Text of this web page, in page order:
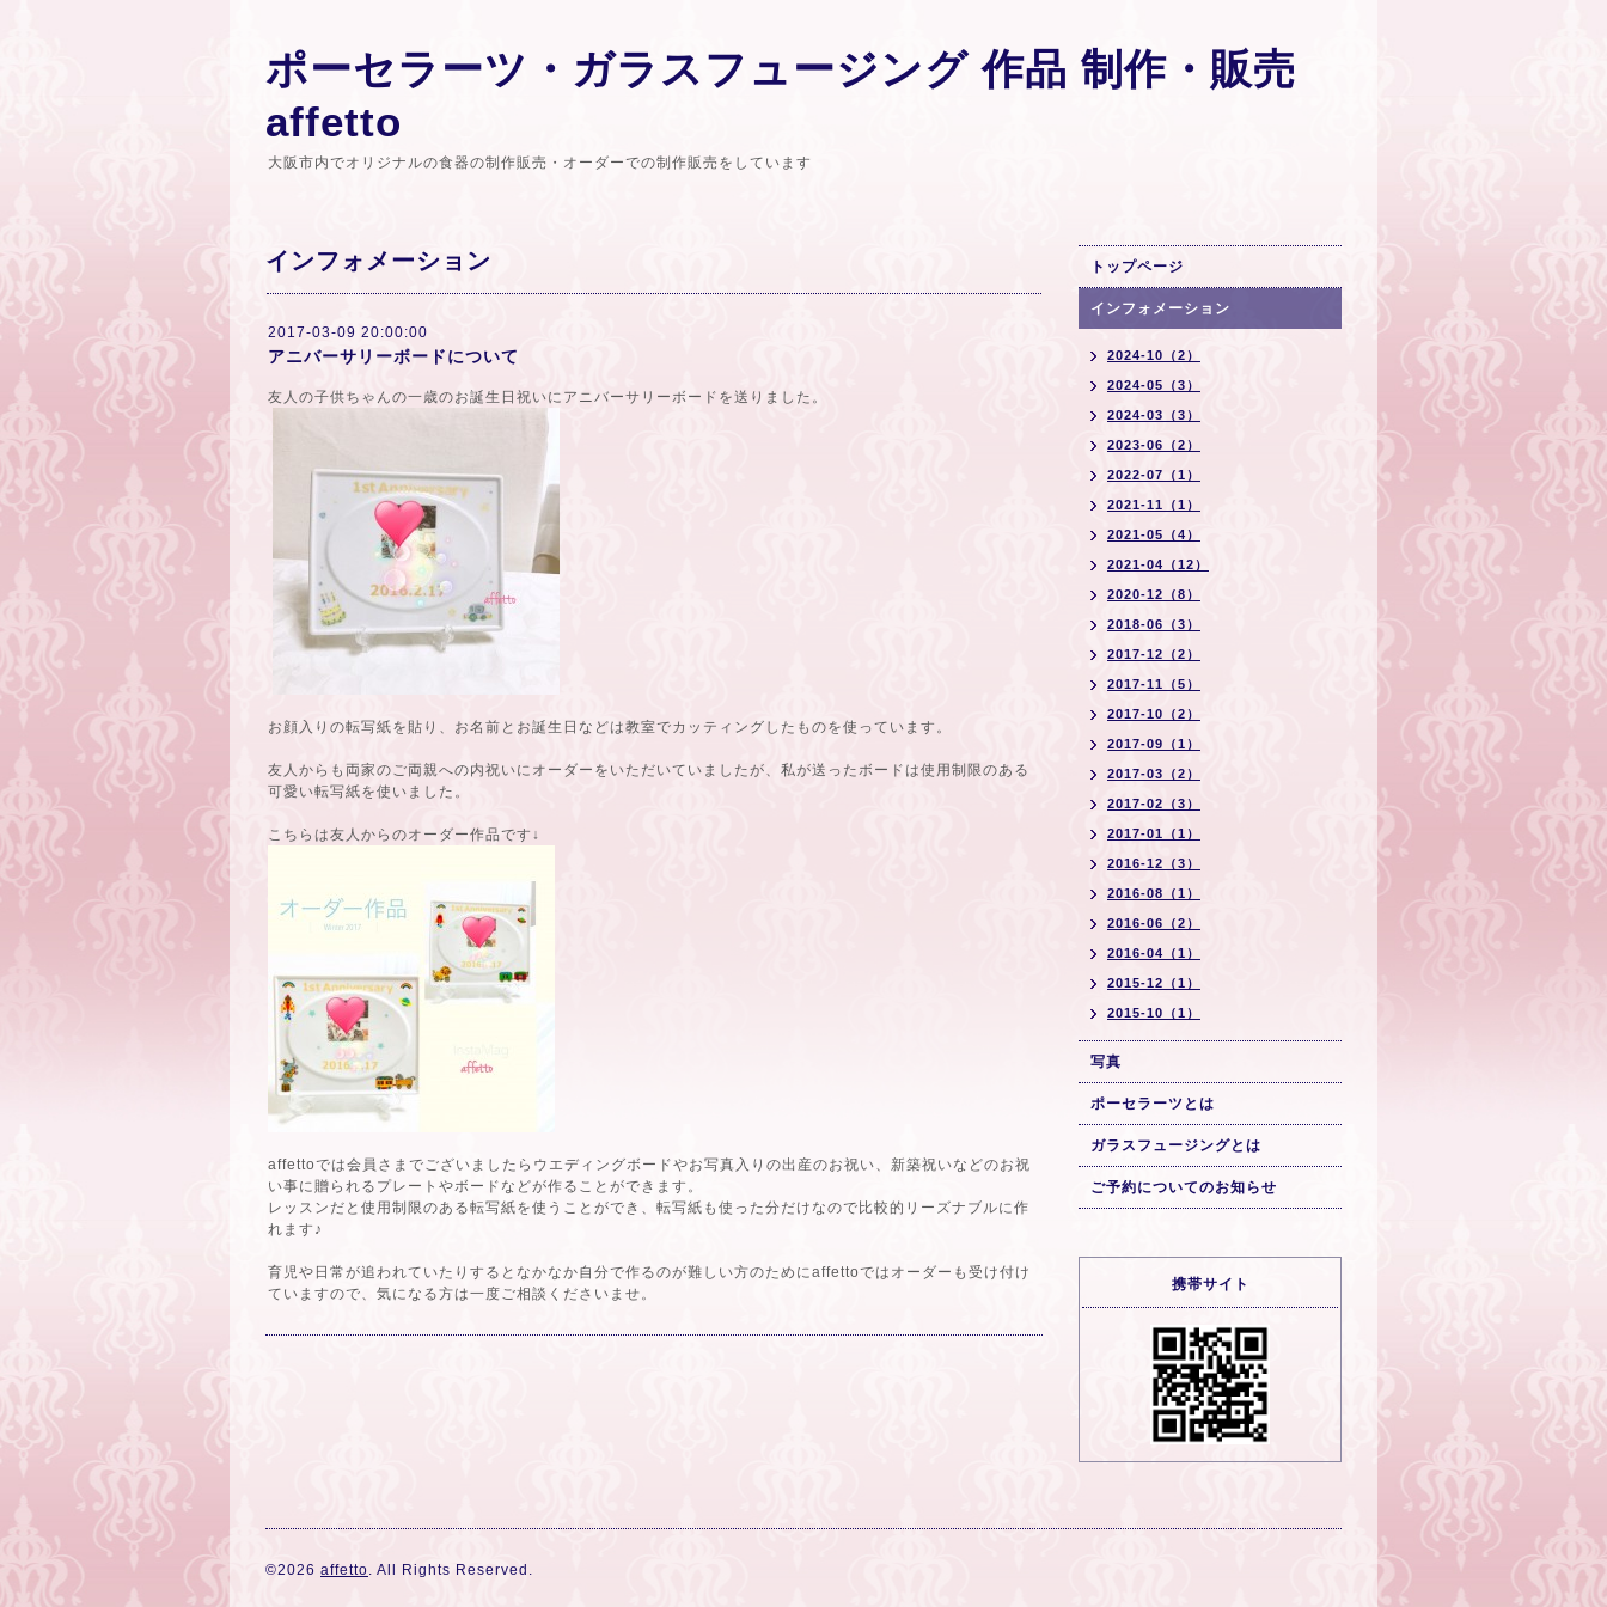
ポーセラーツ・ガラスフュージング 作品 制作・販売
affetto
大阪市内でオリジナルの食器の制作販売・オーダーでの制作販売をしています
インフォメーション
2017-03-09 20:00:00
アニバーサリーボードについて
友人の子供ちゃんの一歳のお誕生日祝いにアニバーサリーボードを送りました。
お顔入りの転写紙を貼り、お名前とお誕生日などは教室でカッティングしたものを使っています。
友人からも両家のご両親への内祝いにオーダーをいただいていましたが、私が送ったボードは使用制限のある
可愛い転写紙を使いました。
こちらは友人からのオーダー作品です↓
affettoでは会員さまでございましたらウエディングボードやお写真入りの出産のお祝い、新築祝いなどのお祝
い事に贈られるプレートやボードなどが作ることができます。
レッスンだと使用制限のある転写紙を使うことができ、転写紙も使った分だけなので比較的リーズナブルに作
れます♪
育児や日常が追われていたりするとなかなか自分で作るのが難しい方のためにaffettoではオーダーも受け付け
ていますので、気になる方は一度ご相談くださいませ。
トップページ
インフォメーション
2024-10（2）
2024-05（3）
2024-03（3）
2023-06（2）
2022-07（1）
2021-11（1）
2021-05（4）
2021-04（12）
2020-12（8）
2018-06（3）
2017-12（2）
2017-11（5）
2017-10（2）
2017-09（1）
2017-03（2）
2017-02（3）
2017-01（1）
2016-12（3）
2016-08（1）
2016-06（2）
2016-04（1）
2015-12（1）
2015-10（1）
写真
ポーセラーツとは
ガラスフュージングとは
ご予約についてのお知らせ
携帯サイト
©2026 affetto. All Rights Reserved.